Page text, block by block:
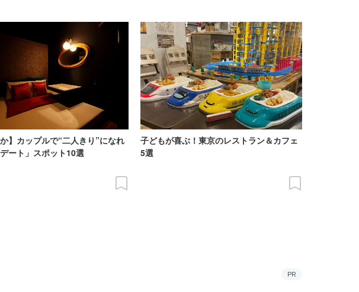
か】カップルで“二人きり”になれ
ート」スポット10選
子どもが喜ぶ！東京のレストラン＆カフェ
5選
PR